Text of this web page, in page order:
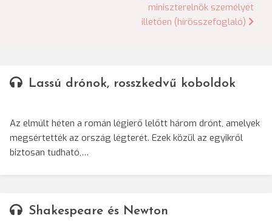
miniszterelnök személyét
illetően (hírösszefoglaló)
Lassú drónok, rosszkedvű koboldok
Az elmúlt héten a román légierő lelőtt három drónt, amelyek
megsértették az ország légterét. Ezek közül az egyikről
biztosan tudható,…
Shakespeare és Newton